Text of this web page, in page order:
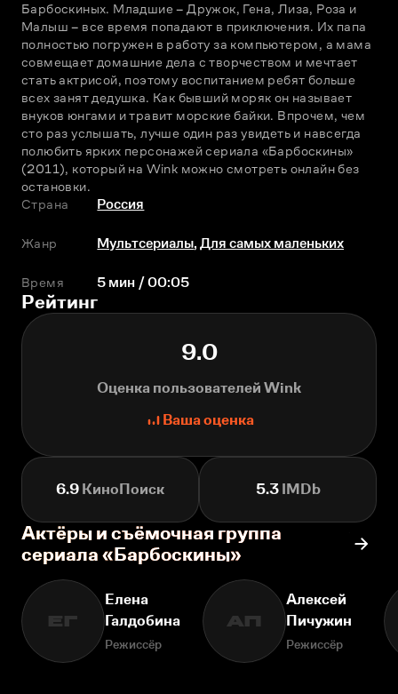
Барбоскиных. Младшие – Дружок, Гена, Лиза, Роза и
Малыш – всe время попадают в приключения. Их папа
полностью погружен в работу за компьютером, а мама
совмещает домашние дела с творчеством и мечтает
стать актрисой, поэтому воспитанием ребят больше
всех занят дедушка. Как бывший моряк он называет
внуков юнгами и травит морские байки. Впрочем, чем
сто раз услышать, лучше один раз увидеть и навсегда
полюбить ярких персонажей сериала «Барбоскины»
(2011), который на Wink можно смотреть онлайн без
остановки.
Страна
Россия
Жанр Мультсериалы,Для самых маленьких
Время 5 мин / 00:05
Рейтинг
9.0
Оценка пользователей Wink
Ваша оценка
6.9 КиноПоиск 5.3IMDb
Актёры и съёмочная группа
сериала «Барбоскины»
ЕГ
Елена
Галдобина
Режиссёр
АП
Алексей
Пичужин
Режиссёр